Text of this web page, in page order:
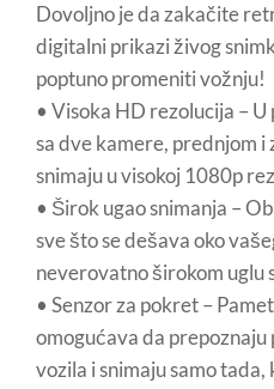
Dovoljno je da zakačite
digitalni prikazi živog
poptuno promeniti vožnju!
• Visoka HD rezolucija –
sa dve kamere, prednjom
snimaju u visokoj 1080p
• Širok ugao snimanja –
sve što se dešava oko
neverovatno širokom uglu
• Senzor za pokret –
omogućava da
vozila i snimaju samo